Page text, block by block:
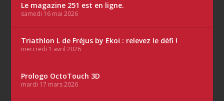
Le magazine 251 est en ligne.
samedi 16 mai 2026
Triathlon L de Fréjus by Ekoï : relevez le défi !
mercredi 1 avril 2026
Prologo OctoTouch 3D
mardi 17 mars 2026